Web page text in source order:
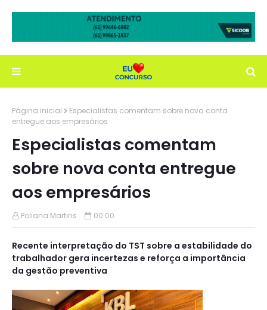
Página inicial
Especialistas comentam sobre nova conta
entregue aos empresários
Especialistas comentam
sobre nova conta entregue
aos empresários
Poliana Martins 00:00
Recente interpretação do TST sobre a estabilidade do
trabalhador gera incertezas e reforça a importância
da gestão preventiva